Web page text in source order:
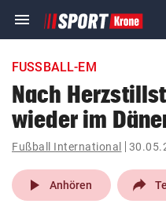
menu Navigation
ein-/ausklappen
account_circle Anmelden
pin_drop
Wien
FUSSBALL-EM
Nach
wieder im
Fußball International
play_arrow Anhören